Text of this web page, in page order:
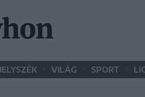
• VILÁG • SPORT •